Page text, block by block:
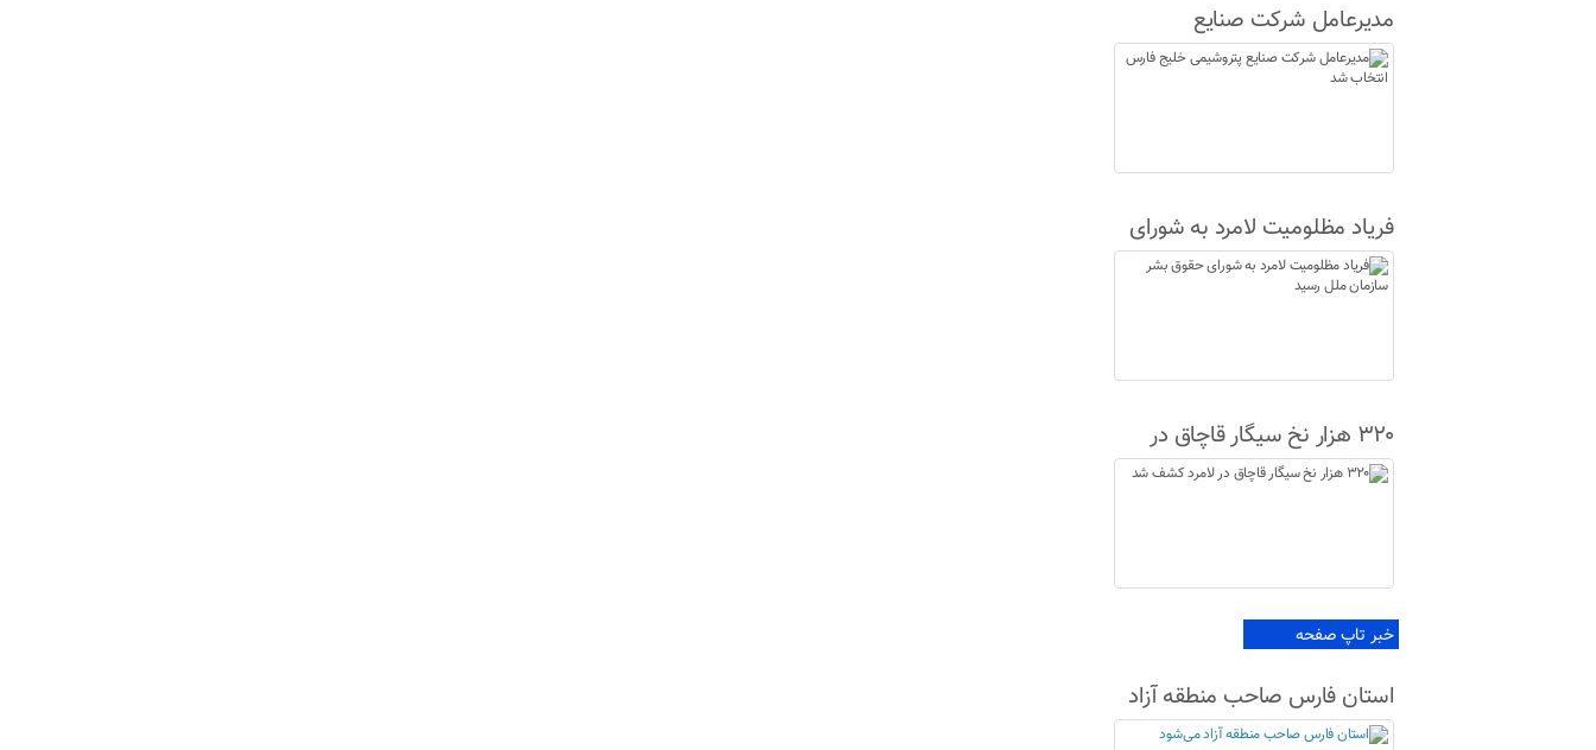
مدیرعامل شرکت صنایع
پتروشیمی خلیج فارس انتخاب
شد
فریاد مظلومیت لامرد به شورای
حقوق بشر سازمان ملل رسید
۳۲۰ هزار نخ سیگار قاچاق در
لامرد کشف شد
خبر تاپ صفحه
استان فارس صاحب منطقه آزاد
می‌شود